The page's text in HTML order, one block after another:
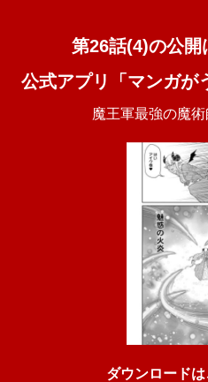
第26話(4)の公開
公式アプリ「マンガが
魔王軍最強の魔
ダウンロードは